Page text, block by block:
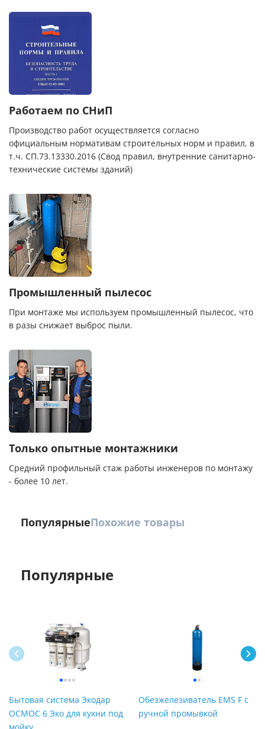
Работаем по СНиП
Производство работ осуществляется согласно
официальным нормативам строительных норм и правил, в
т.ч. СП.73.13330.2016 (Свод правил, внутренние санитарно-
технические системы зданий)
Промышленный пылесос
При монтаже мы используем промышленный пылесос, что
в разы снижает выброс пыли.
Только опытные монтажники
Средний профильный стаж работы инженеров по монтажу
- более 10 лет.
ПопулярныеПохожие товары
Популярные
Бытовая система Экодар
ОСМОС 6 Эко для кухни под
Обезжелезиватель EMS F с
ручной промывкой